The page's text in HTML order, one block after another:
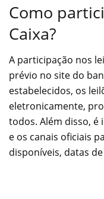
Como
Caixa?
A participação nos
prévio no site do
estabelecidos, os
eletronicamente,
todos. Além disso,
e os canais oficiais
disponíveis, datas